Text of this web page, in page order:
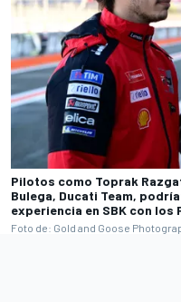
Pilotos como Toprak
Bulega, Ducati Team,
experiencia en SBK con los
Foto de: Gold and Goose